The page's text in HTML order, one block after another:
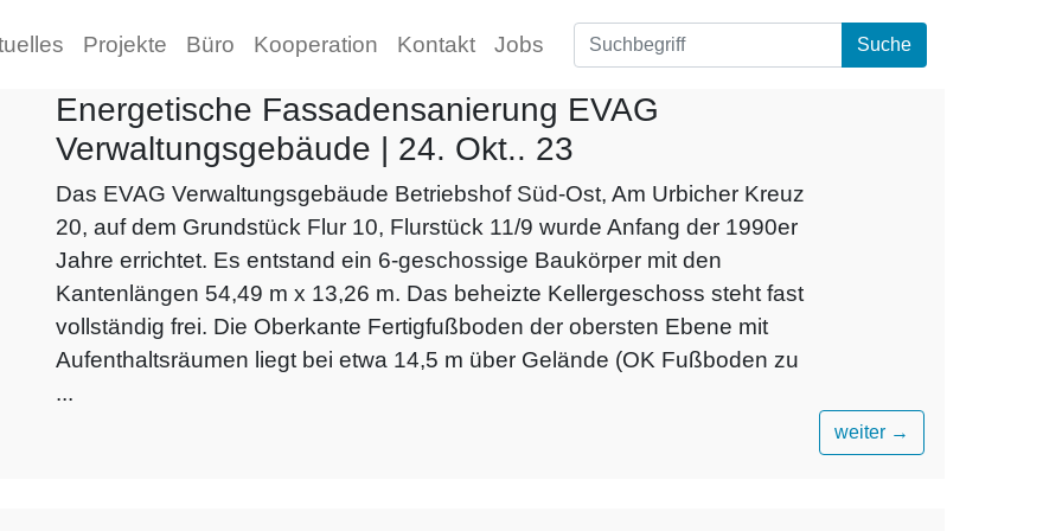
Projekte Büro Kooperation Kontakt Jobs Suche
Energetische Fassadensanierung EVAG
Verwaltungsgebäude | 24. Okt.. 23
Das EVAG Verwaltungsgebäude Betriebshof Süd-Ost, Am Urbicher Kreuz
20, auf dem Grundstück Flur 10, Flurstück 11/9 wurde Anfang der 1990er
Jahre errichtet. Es entstand ein 6-geschossige Baukörper mit den
Kantenlängen 54,49 m x 13,26 m. Das beheizte Kellergeschoss steht fast
vollständig frei. Die Oberkante Fertigfußboden der obersten Ebene mit
Aufenthaltsräumen liegt bei etwa 14,5 m über Gelände (OK Fußboden zu
...
weiter →